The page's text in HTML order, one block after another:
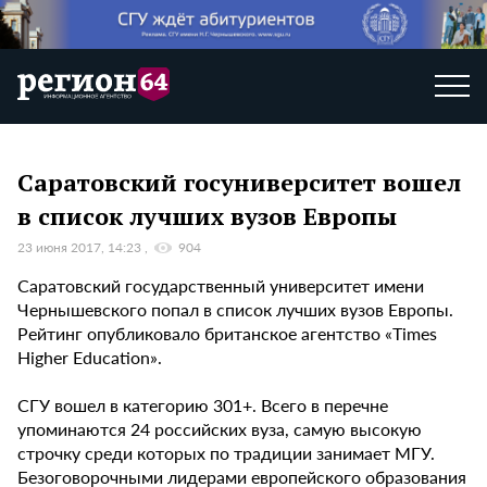
Саратовский госуниверситет вошел
в список лучших вузов Европы
23 июня 2017, 14:23 904
Саратовский государственный университет имени
Чернышевского попал в список лучших вузов Европы.
Рейтинг опубликовало британское агентство «Times
Higher Education».
СГУ вошел в категорию 301+. Всего в перечне
упоминаются 24 российских вуза, самую высокую
строчку среди которых по традиции занимает МГУ.
Безоговорочными лидерами европейского образования